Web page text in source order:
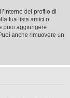
del profilo di
tua lista amici o
puoi aggiungere
anche rimuovere un